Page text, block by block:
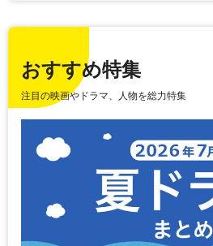
おすすめ特集
注目の映画やドラマ、人物を総力特集